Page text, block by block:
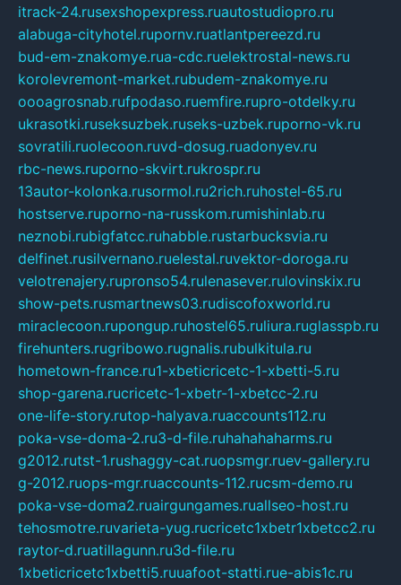
itrack-24.rusexshopexpress.ruautostudiopro.ru
alabuga-cityhotel.rupornv.ruatlantpereezd.ru
bud-em-znakomye.rua-cdc.ruelektrostal-news.ru
korolevremont-market.rubudem-znakomye.ru
oooagrosnab.rufpodaso.ruemfire.rupro-otdelky.ru
ukrasotki.ruseksuzbek.ruseks-uzbek.ruporno-vk.ru
sovratili.ruolecoon.ruvd-dosug.ruadonyev.ru
rbc-news.ruporno-skvirt.rukrospr.ru
13autor-kolonka.rusormol.ru2rich.ruhostel-65.ru
hostserve.ruporno-na-russkom.rumishinlab.ru
neznobi.rubigfatcc.ruhabble.rustarbucksvia.ru
delfinet.rusilvernano.ruelestal.ruvektor-doroga.ru
velotrenajery.rupronso54.rulenasever.rulovinskix.ru
show-pets.rusmartnews03.rudiscofoxworld.ru
miraclecoon.rupongup.ruhostel65.ruliura.ruglasspb.ru
firehunters.rugribowo.rugnalis.rubulkitula.ru
hometown-france.ru1-xbeticricetc-1-xbetti-5.ru
shop-garena.rucricetc-1-xbetr-1-xbetcc-2.ru
one-life-story.rutop-halyava.ruaccounts112.ru
poka-vse-doma-2.ru3-d-file.ruhahahaharms.ru
g2012.rutst-1.rushaggy-cat.ruopsmgr.ruev-gallery.ru
g-2012.ruops-mgr.ruaccounts-112.rucsm-demo.ru
poka-vse-doma2.ruairgungames.ruallseo-host.ru
tehosmotre.ruvarieta-yug.rucricetc1xbetr1xbetcc2.ru
raytor-d.ruatillagunn.ru3d-file.ru
1xbeticricetc1xbetti5.ruuafoot-statti.rue-abis1c.ru